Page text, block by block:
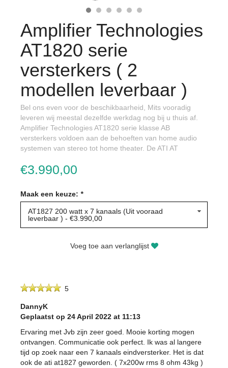
Amplifier Technologies
AT1820 serie
versterkers ( 2
modellen leverbaar )
Bel ons even voor de beschikbaarheid, Mits vooradig
leveren wij meestal dezelfde werkdag nog bij u thuis af.
Amplifier Technologies AT1820 serie klasse AB
versterkers voldoen aan de behoeften van home audio
systemen van stereo tot home theater. De ATI AT
€3.990,00
Maak een keuze: *
AT1827 200 watt x 7 kanaals (Uit vooraad
leverbaar ) - €3.990,00
Voeg toe aan verlanglijst
5
DannyK
Geplaatst op 24 April 2022 at 11:13
Ervaring met Jvb zijn zeer goed. Mooie korting mogen
ontvangen. Communicatie ook perfect. Ik was al langere
tijd op zoek naar een 7 kanaals eindversterker. Het is dat
ook de ati at1827 geworden. ( 7x200w rms 8 ohm 43kg )